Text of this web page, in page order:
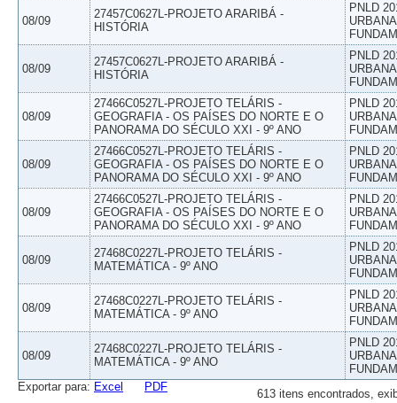
08/09
27457C0627L-PROJETO ARARIBÁ -
HISTÓRIA
PNLD
08/09
27457C0627L-PROJETO ARARIBÁ -
HISTÓRIA
PNLD
08/09
27466C0527L-PROJETO TELÁRIS -
GEOGRAFIA - OS PAÍSES DO NORTE E O
PANORAMA DO SÉCULO XXI - 9º ANO
PNLD
08/09
27466C0527L-PROJETO TELÁRIS -
GEOGRAFIA - OS PAÍSES DO NORTE E O
PANORAMA DO SÉCULO XXI - 9º ANO
PNLD
08/09
27466C0527L-PROJETO TELÁRIS -
GEOGRAFIA - OS PAÍSES DO NORTE E O
PANORAMA DO SÉCULO XXI - 9º ANO
PNLD
08/09
27468C0227L-PROJETO TELÁRIS -
MATEMÁTICA - 9º ANO
PNLD
08/09
27468C0227L-PROJETO TELÁRIS -
MATEMÁTICA - 9º ANO
PNLD
08/09
27468C0227L-PROJETO TELÁRIS -
MATEMÁTICA - 9º ANO
PNLD
613 itens encontrados,
Exportar para: Excel PDF